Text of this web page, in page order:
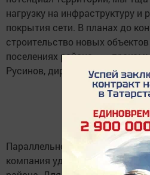
нагрузку на инфраструктуру и
покрытия сети. В планах до
строительство новых
поселениях района», —
Русинов, директор МегаФона в
Параллельно с развитием
компания уделила внимание